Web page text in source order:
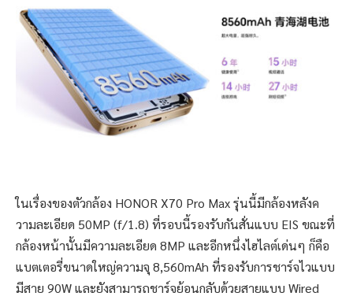
ในเรื่องของตัวกล้อง HONOR X70 Pro Max รุ่นนี้มีกล้องหลังค
วามละเอียด 50MP (f/1.8) ที่รอบนี้รองรับกันสั่นแบบ EIS ขณะที่
กล้องหน้านั้นมีความละเอียด 8MP และอีกหนึ่งไฮไลต์เด่นๆ ก็คือ
แบตเตอรี่ขนาดใหญ่ความจุ 8,560mAh ที่รองรับการชาร์จไวแบบ
มีสาย 90W และยังสามารถชาร์จย้อนกลับด้วยสายแบบ Wired